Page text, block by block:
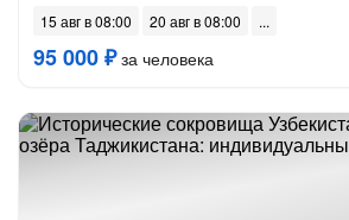
15 авг в 08:00 20 авг в 08:00
95 000 ₽за человека